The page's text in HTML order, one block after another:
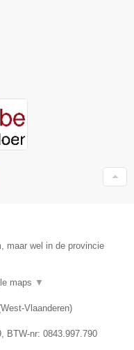
maar wel in de provincie
maps ▼
West-Vlaanderen)
, BTW-nr: 0843.997.790